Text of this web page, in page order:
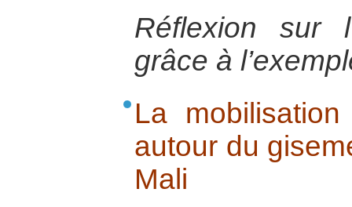
Réflexion sur
grâce à
La
autour du
Mali